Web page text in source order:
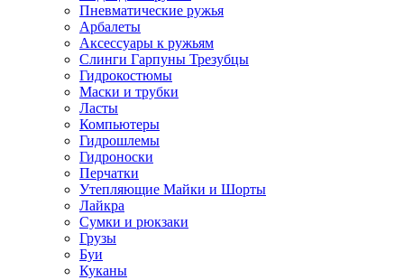
Пневматические ружья
Арбалеты
Аксессуары к ружьям
Слинги Гарпуны Трезубцы
Гидрокостюмы
Маски и трубки
Ласты
Компьютеры
Гидрошлемы
Гидроноски
Перчатки
Утепляющие Майки и Шорты
Лайкра
Сумки и рюкзаки
Грузы
Буи
Куканы